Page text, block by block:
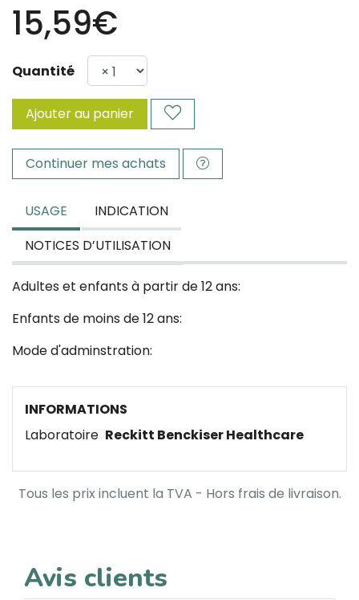
15,59€
Quantité
Ajouter au panier
Continuer mes achats
USAGE
INDICATION
NOTICES D’UTILISATION
Adultes et enfants à partir de 12 ans:
Enfants de moins de 12 ans:
Mode d'adminstration:
INFORMATIONS
Laboratoire Reckitt Benckiser Healthcare
Tous les prix incluent la TVA - Hors frais de livraison.
Avis clients